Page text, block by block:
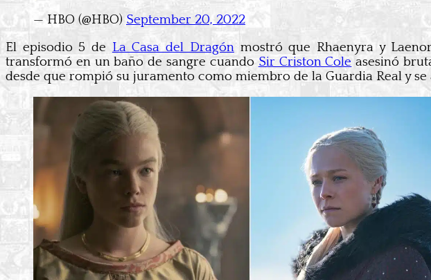
— HBO (@HBO) September 20, 2022
El episodio 5 de La Casa del Dragónmostró que Rhaenyra y
transformó en un baño de sangre cuando Sir Criston Cole asesinó
desde que rompió su juramento como miembro de la Guardia Real y